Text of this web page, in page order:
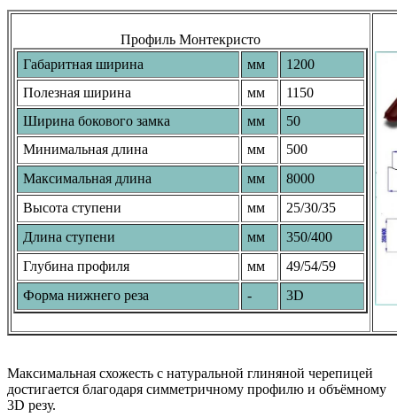
Профиль Монтекристо
Габаритная ширина
мм
1200
Полезная ширина
мм
1150
Ширина бокового замка
мм
50
Минимальная длина
мм
500
Максимальная длина
мм
8000
Высота ступени
мм
25/30/35
Длина ступени
мм
350/400
Глубина профиля
мм
49/54/59
Форма нижнего реза
- 3D
Максимальная схожесть с натуральной глиняной черепицей
достигается благодаря симметричному профилю и объёмному
3D резу.